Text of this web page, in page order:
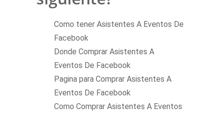
Como tener Asistentes A Eventos De
Facebook
Donde Comprar Asistentes A
Eventos De Facebook
Pagina para Comprar Asistentes A
Eventos De Facebook
Como Comprar Asistentes A Eventos